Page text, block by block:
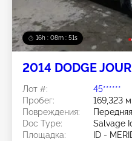
16h : 08m : 48s
2014 DODGE
Лот #:
45******
Пробег:
169,323
Повреждения:
Doc Type:
Salvage
Площадка:
ID -